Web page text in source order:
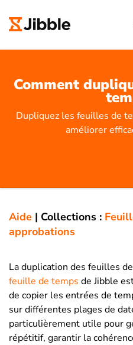
Comment
Dupliquez les feuilles de
améliorer
Aide | Collections :
approbations
La duplication des feuilles
feuille de temps de Jibble
de copier les entrées de
sur différentes plages de
particulièrement utile pour
répétitif, garantir la